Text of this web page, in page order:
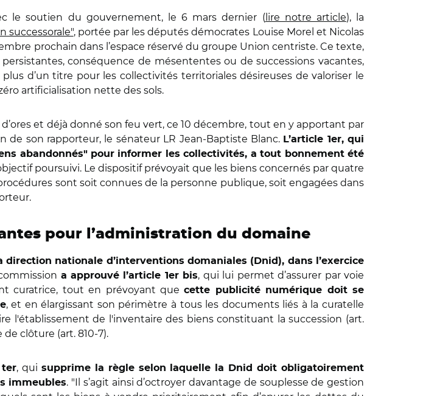
le soutien du gouvernement, le 6 mars dernier (lire notre article), la
successorale", portée par les députés démocrates Louise Morel et Nicolas
prochain dans l’espace réservé du groupe Union centriste. Ce texte,
conséquence de mésententes ou de successions vacantes,
d’un titre pour les collectivités territoriales désireuses de valoriser le
artificialisation nette des sols.
et déjà donné son feu vert, ce 10 décembre, tout en y apportant par
son rapporteur, le sénateur LR Jean-Baptiste Blanc. L’article 1er, qui
abandonnés" pour informer les collectivités, a tout bonnement été
poursuivi. Le dispositif prévoyait que les biens concernés par quatre
sont soit connues de la personne publique, soit engagées dans
pour l’administration du domaine
nationale d’interventions domaniales (Dnid), dans l’exercice
a approuvé l’article 1er bis, qui lui permet d’assurer par voie
curatrice, tout en prévoyant quecette publicité numérique doit se
, et en élargissant son périmètre à tous les documents liés à la curatelle
l'établissement de l'inventaire des biens constituant la succession (art.
clôture (art. 810-7).
ter, qui supprime la règle selon laquelle la Dnid doit obligatoirement
immeubles. "Il s’agit ainsi d’octroyer davantage de souplesse de gestion